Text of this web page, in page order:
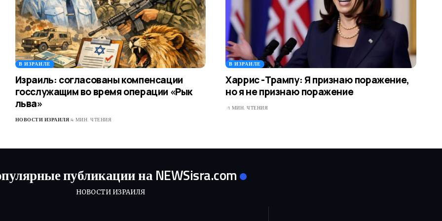
В ИЗРАИЛЕ
Израиль: согласованы компенсации
госслужащим во время операции «Рык
льва»
НОВОСТИ ИЗРАИЛЯ 4 МИН. ЧТЕНИЯ
В ИЗРАИЛЕ
Харрис -Трампу: Я признаю поражение,
но я не признаю поражение
1 МИН. ЧТЕНИЯ
публикации на NEWSisra.com
НОВОСТИ ИЗРАИЛЯ